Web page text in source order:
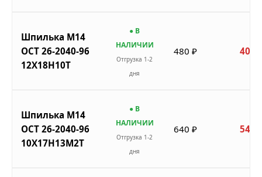
Шпилька М14
ОСТ 26-2040-96
12Х18Н10Т
● В
НАЛИЧИИ
Отгрузка 1-2
дня
480 ₽ 408
Шпилька М14
ОСТ 26-2040-96
10Х17Н13М2Т
● В
НАЛИЧИИ
Отгрузка 1-2
дня
640 ₽ 544